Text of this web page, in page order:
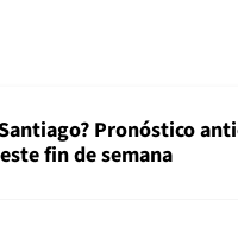
Pronóstico
fin de semana